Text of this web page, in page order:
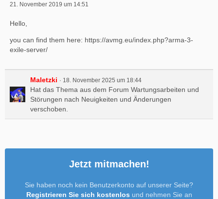
21. November 2019 um 14:51
Hello,
you can find them here: https://avmg.eu/index.php?arma-3-
exile-server/
Maletzki 18. November 2025 um 18:44
Hat das Thema aus dem Forum Wartungsarbeiten und
Störungen nach Neuigkeiten und Änderungen
verschoben.
Jetzt mitmachen!
Sie haben noch kein Benutzerkonto auf unserer Seite?
Registrieren Sie sich kostenlos und nehmen Sie an